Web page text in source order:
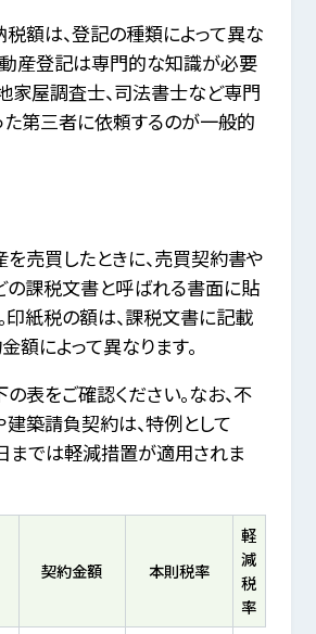
額は、登記の種類によって異な
動産登記は専門的な知識が必要
家屋調査士、司法書士など専門
第三者に依頼するのが一般的
売買したときに、売買契約書や
課税文書と呼ばれる書面に貼
印紙税の額は、課税文書に記載
額によって異なります。
表をご確認ください。なお、不
築請負契約は、特例として
では軽減措置が適用されま
契約金額 本則税率
軽
減
税
率